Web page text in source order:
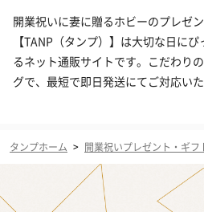
開業祝いに妻に贈るホビーのプレゼ
【TANP（タンプ）】は大切な日に
るネット通販サイトです。こだわり
グで、最短で即日発送にてご対応いた
タンプホーム > 開業祝いプレゼント・ギフ